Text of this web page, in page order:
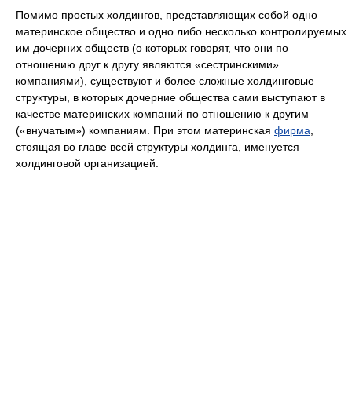
Помимо простых холдингов, представляющих собой одно
материнское общество и одно либо несколько контролируемых
им дочерних обществ (о которых говорят, что они по
отношению друг к другу являются «сестринскими»
компаниями), существуют и более сложные холдинговые
структуры, в которых дочерние общества сами выступают в
качестве материнских компаний по отношению к другим
(«внучатым») компаниям. При этом материнская фирма
стоящая во главе всей структуры холдинга, именуется
холдинговой организацией.